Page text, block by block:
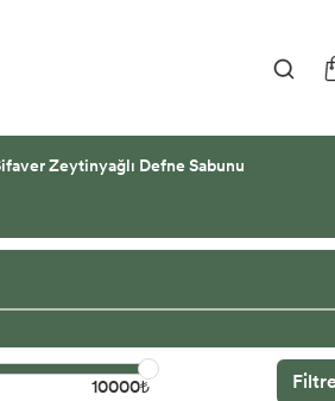
Zeytinyağlı Defne Sabunu
10000₺